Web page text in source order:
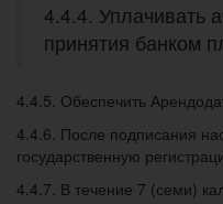
4.4.4. Уплачивать
принятия банком
4.4.5. Обеспечить
4.4.6. После подписания
государственную
4.4.7. В течение 7 (семи)